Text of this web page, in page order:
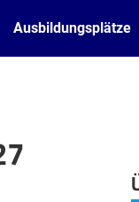
Ausbildungsplätze